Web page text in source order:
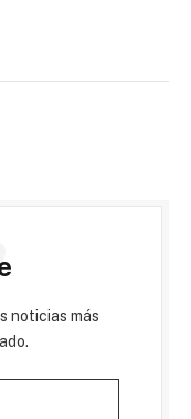
noticias más